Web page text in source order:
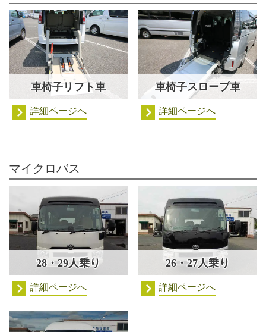
車椅子リフト車
詳細ページへ
車椅子スロープ車
詳細ページへ
マイクロバス
28・29人乗り
詳細ページへ
26・27人乗り
詳細ページへ